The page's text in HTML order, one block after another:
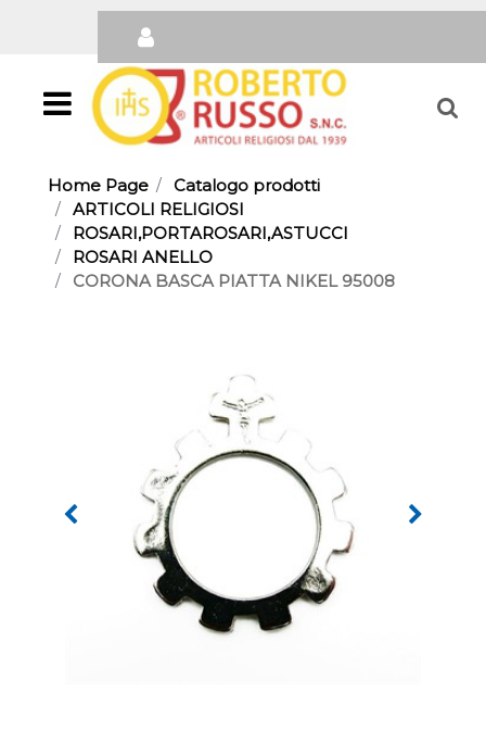
Open
Home Page
Catalogo prodotti
ARTICOLI RELIGIOSI
ROSARI,PORTAROSARI,ASTUCCI
ROSARI ANELLO
CORONA BASCA PIATTA NIKEL 95008